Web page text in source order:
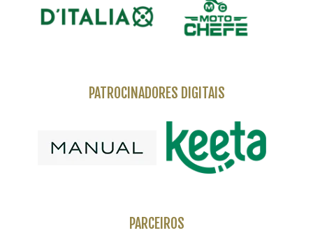
PATROCINADORES DIGITAIS
PARCEIROS